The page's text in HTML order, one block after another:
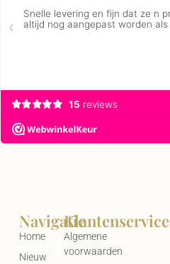
Klantenservice
Algemene
voorwaarden
Navigatie
Home
Nieuw